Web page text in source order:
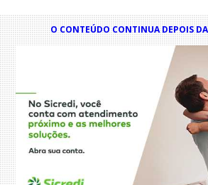
O CONTEÚDO CONTINUA DEPOIS